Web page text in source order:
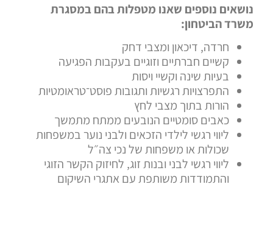
נושאים נוספים שאנו מטפלות בהם במסגרת
משרד הביטחון:
חרדה, דיכאון ומצבי דחק
קשיים חברתיים וזוגיים בעקבות הפגיעה
בעיות שינה וקשיי ויסות
התפרצויות רגשיות ותגובות פוסט־טראומטיות
הורות בתוך מצבי לחץ
כאבים סומטיים הנובעים ממתח מתמשך
ליווי רגשי לילדי הזכאים ולבני נוער במשפחות
שכולות או משפחות של נכי צה״ל
ליווי רגשי לבני ובנות זוג, לחיזוק הקשר הזוגי
והתמודדות משותפת עם אתגרי השיקום